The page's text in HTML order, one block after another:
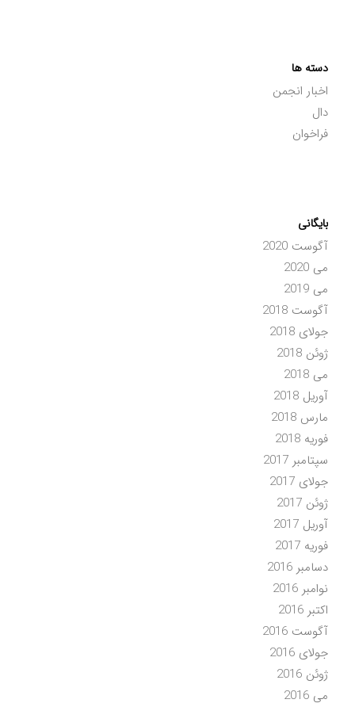
دسته ها
اخبار انجمن
دال
فراخوان
بایگانی
آگوست 2020
می 2020
می 2019
آگوست 2018
جولای 2018
ژوئن 2018
می 2018
آوریل 2018
مارس 2018
فوریه 2018
سپتامبر 2017
جولای 2017
ژوئن 2017
آوریل 2017
فوریه 2017
دسامبر 2016
نوامبر 2016
اکتبر 2016
آگوست 2016
جولای 2016
ژوئن 2016
می 2016